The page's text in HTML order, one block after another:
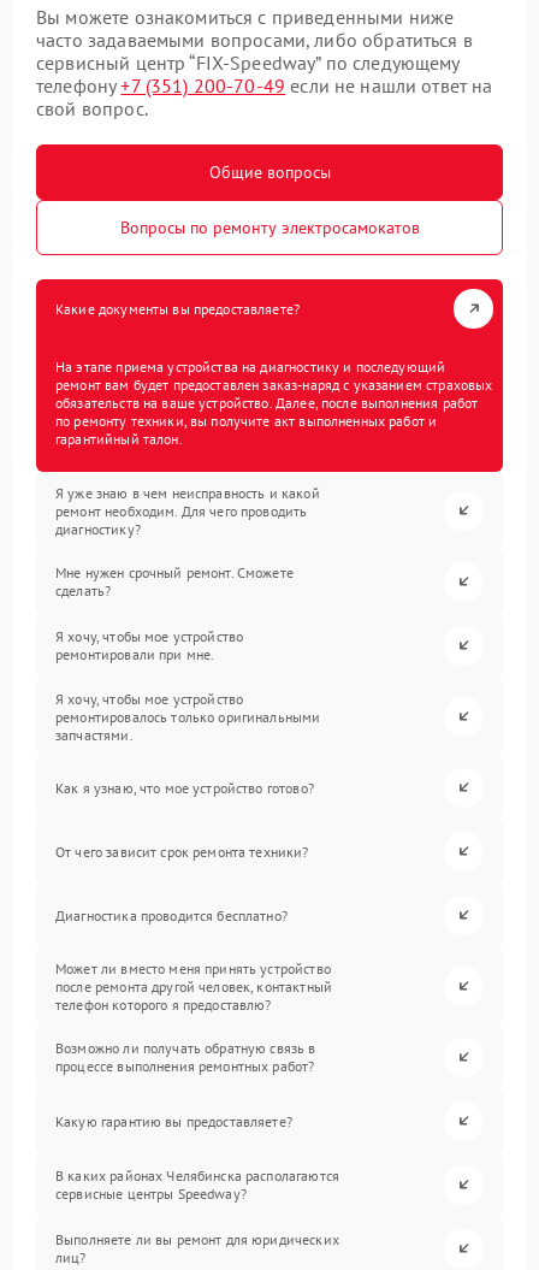
Вы можете ознакомиться с приведенными ниже
часто задаваемыми вопросами, либо обратиться в
сервисный центр “FIX-Speedway” по следующему
телефону+7 (351) 200-70-49 если не нашли ответ на
свой вопрос.
Общие вопросы
Вопросы по ремонту электросамокатов
Какие документы вы предоставляете?
На этапе приема устройства на диагностику и последующий
ремонт вам будет предоставлен заказ-наряд с указанием страховых
обязательств на ваше устройство. Далее, после выполнения работ
по ремонту техники, вы получите акт выполненных работ и
гарантийный талон.
Я уже знаю в чем неисправность и какой
ремонт необходим. Для чего проводить
диагностику?
Мне нужен срочный ремонт. Сможете
сделать?
Я хочу, чтобы мое устройство
ремонтировали при мне.
Я хочу, чтобы мое устройство
ремонтировалось только оригинальными
запчастями.
Как я узнаю, что мое устройство готово?
От чего зависит срок ремонта техники?
Диагностика проводится бесплатно?
Может ли вместо меня принять устройство
после ремонта другой человек, контактный
телефон которого я предоставлю?
Возможно ли получать обратную связь в
процессе выполнения ремонтных работ?
Какую гарантию вы предоставляете?
В каких районах Челябинска располагаются
сервисные центры Speedway?
Выполняете ли вы ремонт для юридических
лиц?